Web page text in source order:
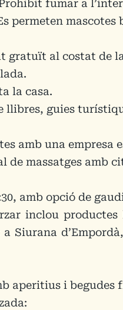
fumar a
permeten
gratuït al costat de
la casa.
llibres, guies
amb una empresa
de massatges amb
amb opció de
inclou
Siurana
aperitius i